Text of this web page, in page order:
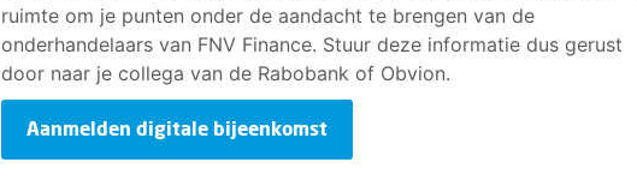
ruimte om je punten onder de aandacht te brengen van de
onderhandelaars van FNV Finance. Stuur deze informatie dus gerust
door naar je collega van de Rabobank of Obvion.
Aanmelden digitale bijeenkomst